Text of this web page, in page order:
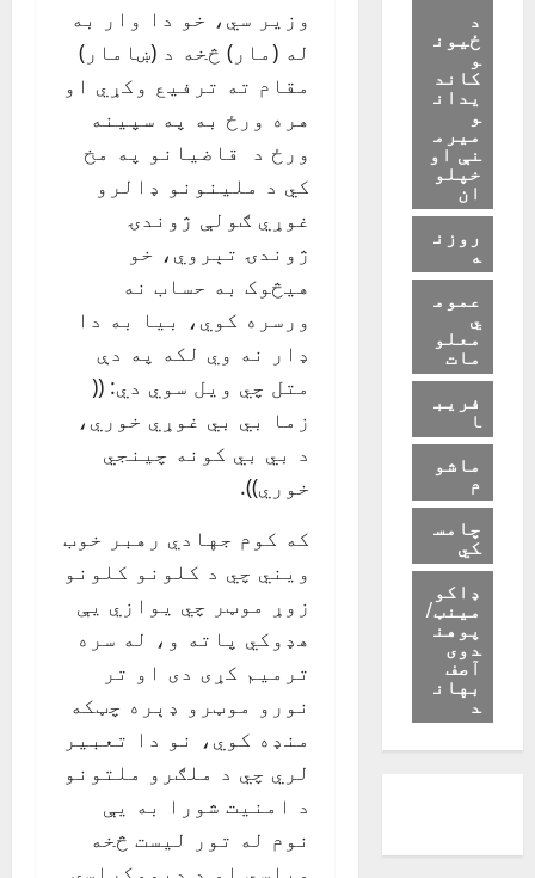
وزير سي، خو دا وار به
له (مار) څخه د (ښامار)
مقام ته ترفيع وکړي او
هره ورځ به په سپينه
ورځ د قاضيانو په مخ
کي د ملينونو ډالرو
غوړي ګولې ژوندۍ
ژوندۍ تېروي، خو
هيڅوک به حساب نه
ورسره کوي، بيا به دا
ډار نه وي لکه په دې
متل چي ويل سوي دي: ((
زما بي بي غوړي خوري،
د بي بي کونه چينجي
خوري)).
که کوم جهادي رهبر خوب
ويني چي د کلونو کلونو
زوړ موټر چي يوازي يې
هډوکي پاته و، له سره
ترميم کړی دی او تر
نورو موټرو ډېره چټکه
منډه کوي، نو دا تعبير
لري چي د ملګرو ملتونو
د امنيت شورا به يې
نوم له تور لیست څخه
وباسي او د ډيموکراسۍ
د
ځیون
و
کاند
یدان
و
میرم
نې او
خپلو
ان
روزن
ه
عموم
ي
معلو
مات
فریب
ا
ماشو
م
چامس
کي
ډاکو
مینټ/
پوهن
دوی
آصف
بهان
د